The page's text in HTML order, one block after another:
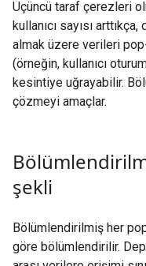
Üçüncü taraf çerezleri
kullanıcı sayısı
almak üzere verileri
(örneğin, kullanıcı
kesintiye uğrayabilir.
çözmeyi amaçlar.
şekli
Bölümlendirilmiş her
göre bölümlendirilir.